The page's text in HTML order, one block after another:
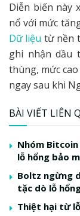
Diễn biến này
nổ với mức
Dữ liệu từ nền
ghi nhận dầu
thùng, mức
ngay sau khi
BÀI VIẾT LIÊN
Nhóm Bitcoin
lỗ hổng bảo
Boltz ngừng
tặc dò lỗ
Thiệt hại từ